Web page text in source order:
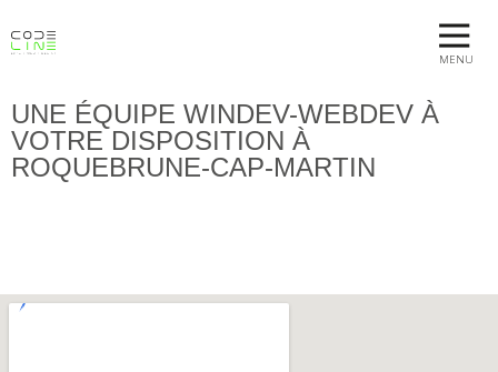
MENU
UNE ÉQUIPE WINDEV-WEBDEV À
VOTRE DISPOSITION À
ROQUEBRUNE-CAP-MARTIN